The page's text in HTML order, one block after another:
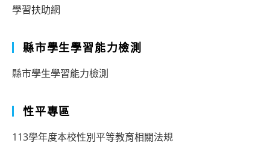
學習扶助網
縣市學生學習能力檢測
縣市學生學習能力檢測
性平專區
113學年度本校性別平等教育相關法規